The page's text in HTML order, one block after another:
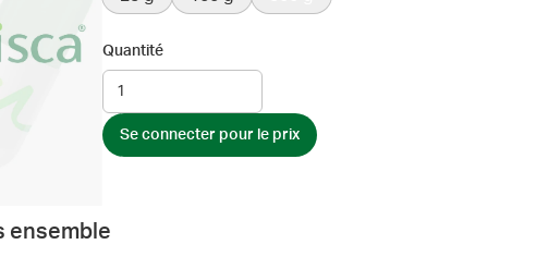
Quantité
Se connecter pour le prix
ensemble